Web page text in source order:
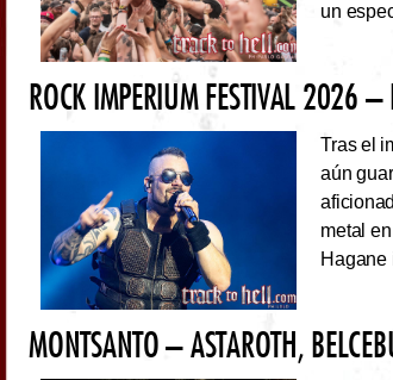
un
ROCK IMPERIUM FESTIVAL 2026
Tras el
aún
metal
Hagane
MONTSANTO – ASTAROTH,